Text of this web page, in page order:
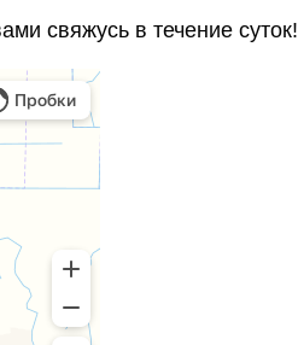
свяжусь в течение